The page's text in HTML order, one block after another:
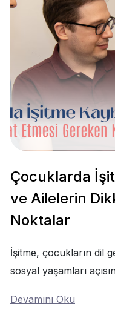
Çocuklarda
ve Ailelerin
Noktalar
İşitme, çocukların dil
sosyal yaşamları
Devamını Oku